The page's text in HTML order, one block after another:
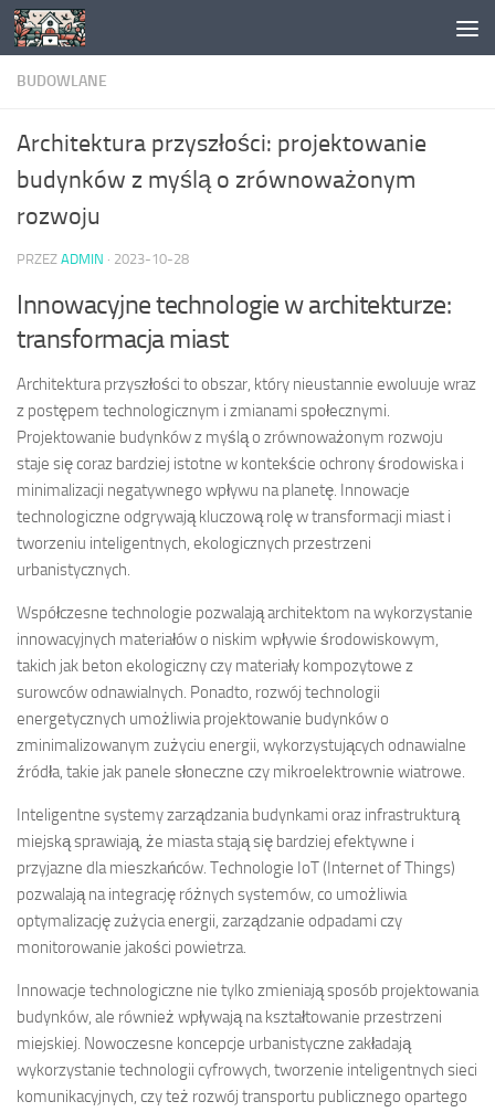
Skip to content
BUDOWLANE
Architektura przyszłości: projektowanie
budynków z myślą o zrównoważonym
rozwoju
PRZEZ ADMIN · 2023-10-28
Innowacyjne technologie w architekturze:
transformacja miast
Architektura przyszłości to obszar, który nieustannie ewoluuje wraz
z postępem technologicznym i zmianami społecznymi.
Projektowanie budynków z myślą o zrównoważonym rozwoju
staje się coraz bardziej istotne w kontekście ochrony środowiska i
minimalizacji negatywnego wpływu na planetę. Innowacje
technologiczne odgrywają kluczową rolę w transformacji miast i
tworzeniu inteligentnych, ekologicznych przestrzeni
urbanistycznych.
Współczesne technologie pozwalają architektom na wykorzystanie
innowacyjnych materiałów o niskim wpływie środowiskowym,
takich jak beton ekologiczny czy materiały kompozytowe z
surowców odnawialnych. Ponadto, rozwój technologii
energetycznych umożliwia projektowanie budynków o
zminimalizowanym zużyciu energii, wykorzystujących odnawialne
źródła, takie jak panele słoneczne czy mikroelektrownie wiatrowe.
Inteligentne systemy zarządzania budynkami oraz infrastrukturą
miejską sprawiają, że miasta stają się bardziej efektywne i
przyjazne dla mieszkańców. Technologie IoT (Internet of Things)
pozwalają na integrację różnych systemów, co umożliwia
optymalizację zużycia energii, zarządzanie odpadami czy
monitorowanie jakości powietrza.
Innowacje technologiczne nie tylko zmieniają sposób projektowania
budynków, ale również wpływają na kształtowanie przestrzeni
miejskiej. Nowoczesne koncepcje urbanistyczne zakładają
wykorzystanie technologii cyfrowych, tworzenie inteligentnych sieci
komunikacyjnych, czy też rozwój transportu publicznego opartego